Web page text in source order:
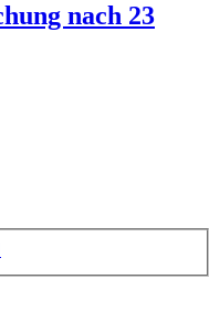
nach 23